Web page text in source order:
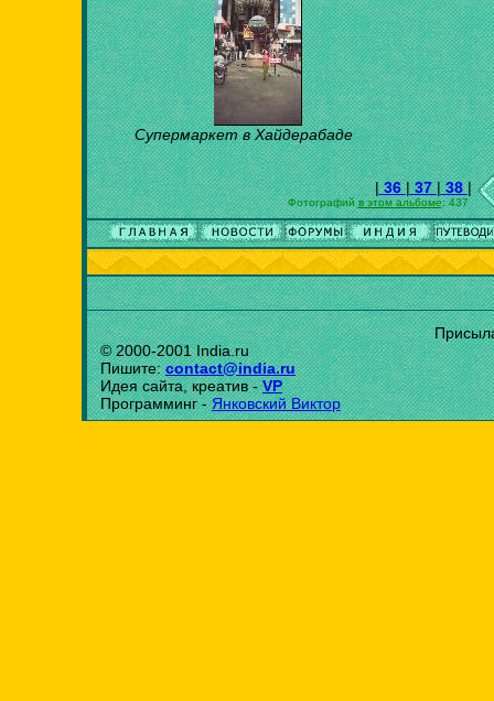
Супермаркет в Хайдерабаде
|36|37|38|
Фотографийв этом альбоме: 437
© 2000-2001 India.ru
Пишите:contact@india.ru
Идея сайта, креатив -VP
Программинг -Янковский Виктор